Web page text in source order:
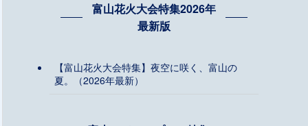
富山花火大会特集2026年
最新版
【富山花火大会特集】夜空に咲く、富山の
夏。（2026年最新）